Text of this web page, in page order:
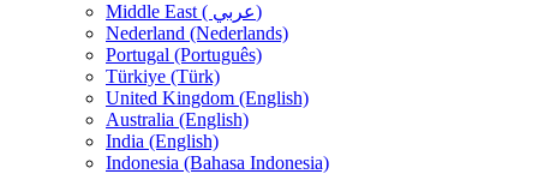
Middle East ( عربي)
Nederland (Nederlands)
Portugal (Português)
Türkiye (Türk)
United Kingdom (English)
Australia (English)
India (English)
Indonesia (Bahasa Indonesia)